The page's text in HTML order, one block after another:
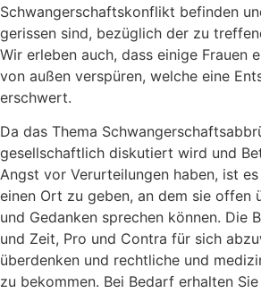
Schwangerschaftskonflikt befinden
gerissen sind, bezüglich der zu
Wir erleben auch, dass einige Frauen
von außen verspüren, welche eine
erschwert.
Da das Thema
gesellschaftlich diskutiert wird und
Angst vor Verurteilungen haben, ist
einen Ort zu geben, an dem sie offen
und Gedanken sprechen können. Die
und Zeit, Pro und Contra für sich
überdenken und rechtliche und
zu bekommen. Bei Bedarf erhalten